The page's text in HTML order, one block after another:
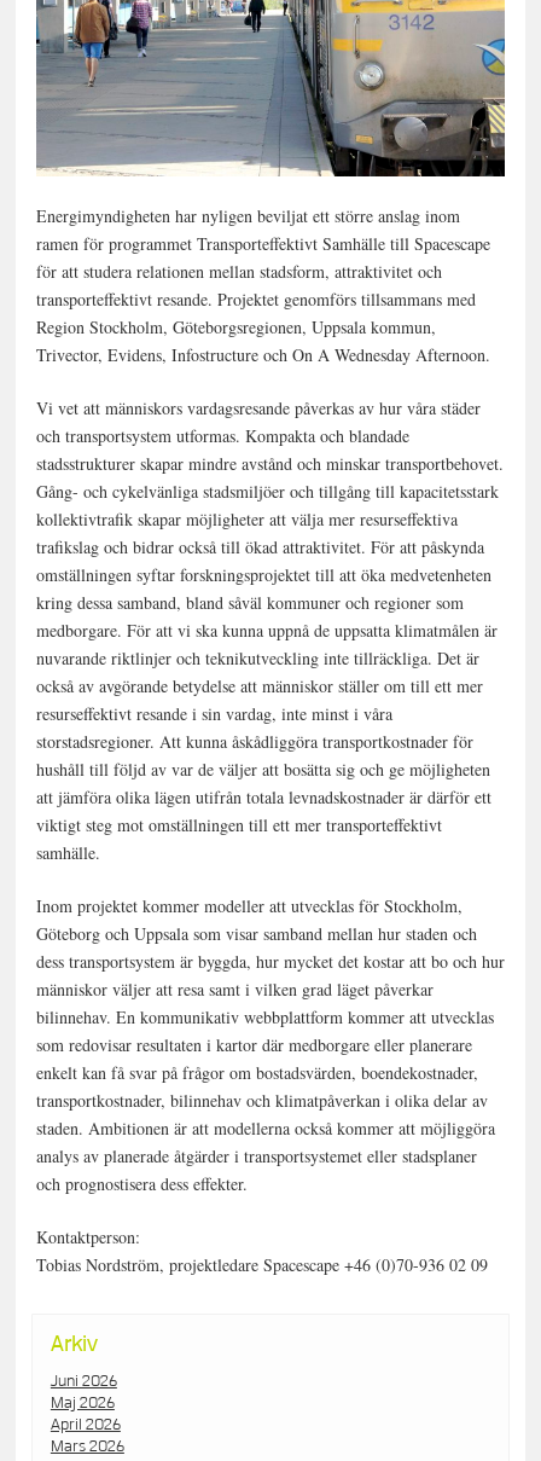
Energimyndigheten har nyligen beviljat ett större anslag inom
ramen för programmet Transporteffektivt Samhälle till Spacescape
för att studera relationen mellan stadsform, attraktivitet och
transporteffektivt resande. Projektet genomförs tillsammans med
Region Stockholm, Göteborgsregionen, Uppsala kommun,
Trivector, Evidens, Infostructure och On A Wednesday Afternoon.
Vi vet att människors vardagsresande påverkas av hur våra städer
och transportsystem utformas. Kompakta och blandade
stadsstrukturer skapar mindre avstånd och minskar transportbehovet.
Gång- och cykelvänliga stadsmiljöer och tillgång till kapacitetsstark
kollektivtrafik skapar möjligheter att välja mer resurseffektiva
trafikslag och bidrar också till ökad attraktivitet. För att påskynda
omställningen syftar forskningsprojektet till att öka medvetenheten
kring dessa samband, bland såväl kommuner och regioner som
medborgare. För att vi ska kunna uppnå de uppsatta klimatmålen är
nuvarande riktlinjer och teknikutveckling inte tillräckliga. Det är
också av avgörande betydelse att människor ställer om till ett mer
resurseffektivt resande i sin vardag, inte minst i våra
storstadsregioner. Att kunna åskådliggöra transportkostnader för
hushåll till följd av var de väljer att bosätta sig och ge möjligheten
att jämföra olika lägen utifrån totala levnadskostnader är därför ett
viktigt steg mot omställningen till ett mer transporteffektivt
samhälle.
Inom projektet kommer modeller att utvecklas för Stockholm,
Göteborg och Uppsala som visar samband mellan hur staden och
dess transportsystem är byggda, hur mycket det kostar att bo och hur
människor väljer att resa samt i vilken grad läget påverkar
bilinnehav. En kommunikativ webbplattform kommer att utvecklas
som redovisar resultaten i kartor där medborgare eller planerare
enkelt kan få svar på frågor om bostadsvärden, boendekostnader,
transportkostnader, bilinnehav och klimatpåverkan i olika delar av
staden. Ambitionen är att modellerna också kommer att möjliggöra
analys av planerade åtgärder i transportsystemet eller stadsplaner
och prognostisera dess effekter.
Kontaktperson:
Tobias Nordström, projektledare Spacescape +46 (0)70-936 02 09
Arkiv
Juni 2026
Maj 2026
April 2026
Mars 2026